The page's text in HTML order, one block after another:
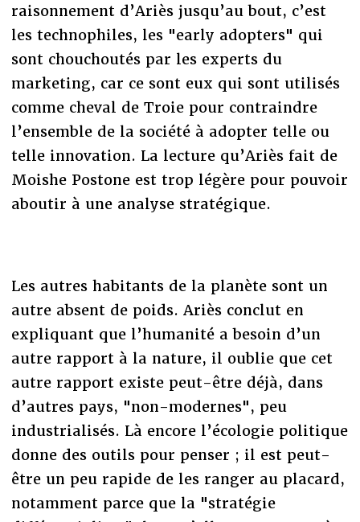
raisonnement d’Ariès jusqu’au bout, c’est
les technophiles, les "early adopters" qui
sont chouchoutés par les experts du
marketing, car ce sont eux qui sont utilisés
comme cheval de Troie pour contraindre
l’ensemble de la société à adopter telle ou
telle innovation. La lecture qu’Ariès fait de
Moishe Postone est trop légère pour pouvoir
aboutir à une analyse stratégique.
Les autres habitants de la planète sont un
autre absent de poids. Ariès conclut en
expliquant que l’humanité a besoin d’un
autre rapport à la nature, il oublie que cet
autre rapport existe peut-être déjà, dans
d’autres pays, "non-modernes", peu
industrialisés. Là encore l’écologie politique
donne des outils pour penser ; il est peut-
être un peu rapide de les ranger au placard,
notamment parce que la "stratégie